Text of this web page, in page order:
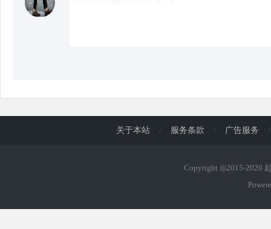
关于本站 / 服务条款 / 广告服务 /
Copyright ◎2015-2020